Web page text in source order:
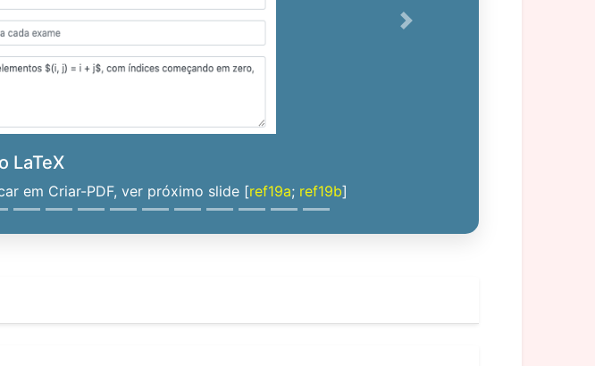
LaTeX
em Criar-PDF, ver próximo slide [ref19a; ref19b]
Next